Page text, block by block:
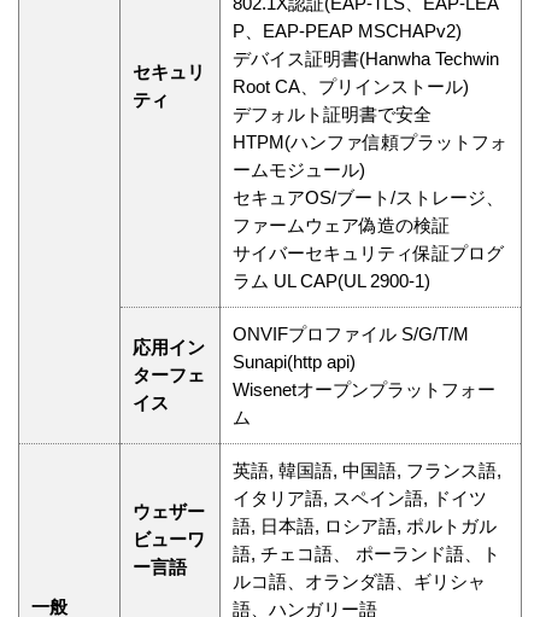
セキュリ
ティ
P、EAP-PEAP MSCHAPv2)
デバイス証明書(Hanwha Techwin
Root CA、プリインストール)
デフォルト証明書で安全
HTPM(ハンファ信頼プラットフォ
ームモジュール)
セキュアOS/ブート/ストレージ、
ファームウェア偽造の検証
サイバーセキュリティ保証プログ
ラム UL CAP(UL 2900-1)
応用イン
ターフェ
イス
ONVIFプロファイル S/G/T/M
Sunapi(http api)
Wisenetオープンプラットフォー
ム
一般
ウェザー
ビューワ
ー言語
英語, 韓国語, 中国語, フランス語,
イタリア語, スペイン語, ドイツ
語, 日本語, ロシア語, ポルトガル
語, チェコ語、 ポーランド語、ト
ルコ語、オランダ語、ギリシャ
語、ハンガリー語